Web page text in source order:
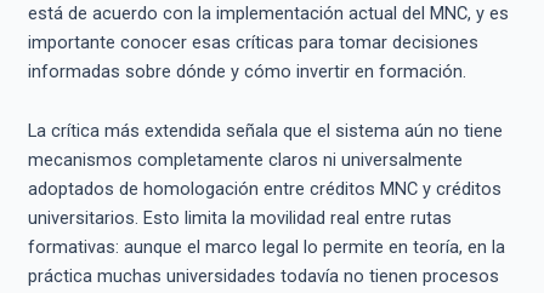
está de acuerdo con la implementación actual del MNC, y es
importante conocer esas críticas para tomar decisiones
informadas sobre dónde y cómo invertir en formación.
La crítica más extendida señala que el sistema aún no tiene
mecanismos completamente claros ni universalmente
adoptados de homologación entre créditos MNC y créditos
universitarios. Esto limita la movilidad real entre rutas
formativas: aunque el marco legal lo permite en teoría, en la
práctica muchas universidades todavía no tienen procesos